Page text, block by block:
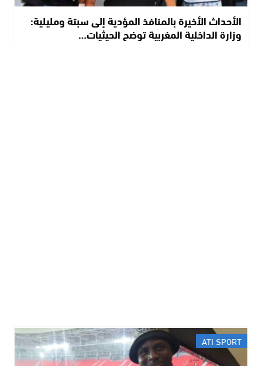
الأحداث الأخيرة بالمنافذ المؤدية إلى سبتة ومليلية:
وزارة الداخلية المغربية توضح الحيثيات…
ATI SPORT